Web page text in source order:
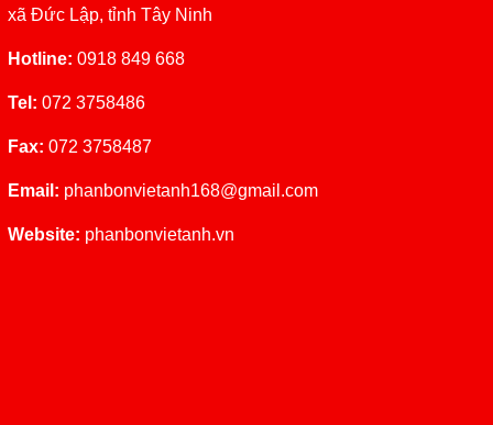
xã Đức Lập, tỉnh Tây Ninh
Hotline: 0918 849 668
Tel: 072 3758486
Fax: 072 3758487
Email: phanbonvietanh168@gmail.com
Website: phanbonvietanh.vn